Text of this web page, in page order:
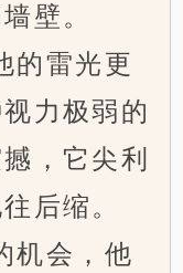
壁。
雷光更
力极弱的
，它尖利
后缩。
会，他